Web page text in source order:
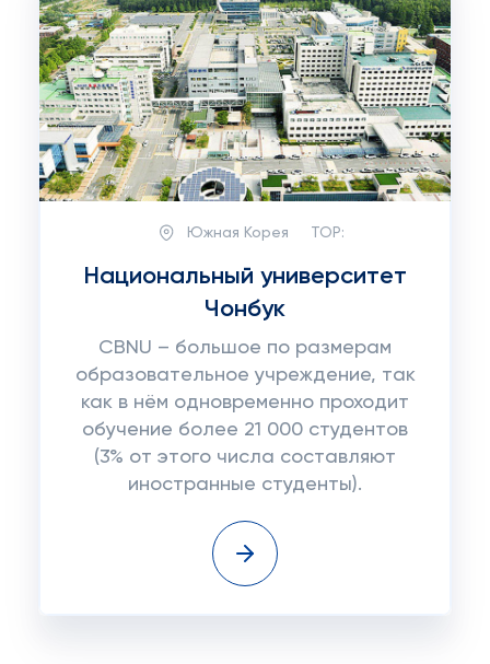
Южная Корея TOP:
Национальный университет
Чонбук
CBNU – большое по размерам
образовательное учреждение, так
как в нём одновременно проходит
обучение более 21 000 студентов
(3% от этого числа составляют
иностранные студенты).